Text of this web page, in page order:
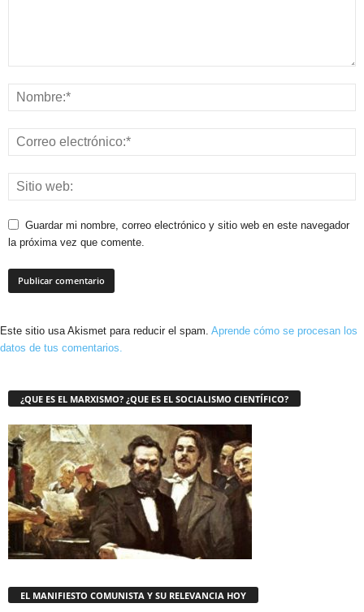
Guardar mi nombre, correo electrónico y sitio web en este navegador
la próxima vez que comente.
Este sitio usa Akismet para reducir el spam. Aprende cómo se procesan los
datos de tus comentarios.
¿QUE ES EL MARXISMO? ¿QUE ES EL SOCIALISMO CIENTÍFICO?
EL MANIFIESTO COMUNISTA Y SU RELEVANCIA HOY